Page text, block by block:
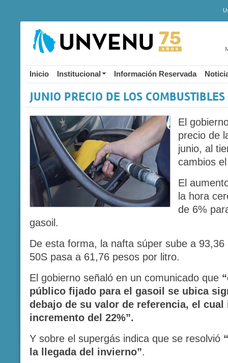
Inicio Institucional Información Reservada
JUNIO PRECIO DE LOS COMBUSTIBLES
El
precio de
junio, al
cambios
El
la hora
de 6%
gasoil.
De esta forma, la nafta súper sube a
50S pasa a 61,76 pesos por litro.
El gobierno señaló en un comunicado que
público fijado para el gasoil se ubica
debajo de su valor de referencia, el
incremento del 22%”.
Y sobre el supergás indica que se resolvió
la llegada del invierno”.